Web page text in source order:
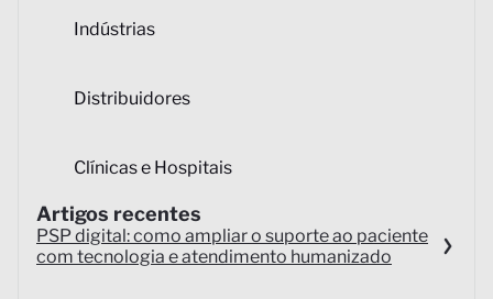
Indústrias
Distribuidores
Clínicas e Hospitais
Artigos recentes
PSP digital: como ampliar o suporte ao paciente
com tecnologia e atendimento humanizado